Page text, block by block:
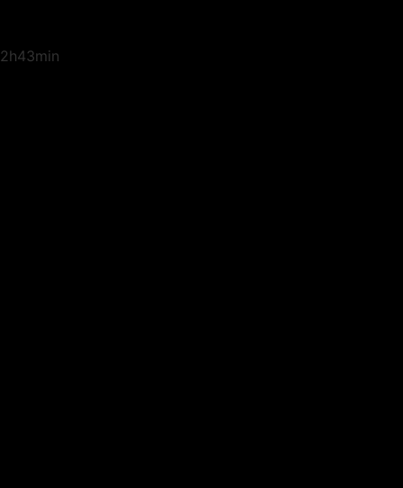
2h43min